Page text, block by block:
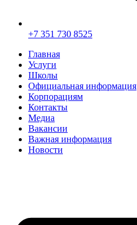
+7 351 730 8525
Главная
Услуги
Школы
Официальная информация
Корпорациям
Контакты
Медиа
Вакансии
Важная информация
Новости